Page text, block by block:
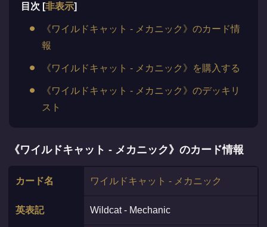
目次 [非表示]
《ワイルドキャット - メカニック》のカード情
報
《ワイルドキャット - メカニック》を購入する
《ワイルドキャット - メカニック》のデッキリ
スト
《ワイルドキャット - メカニック》のカード情報
カード名 ワイルドキャット - メカニック
英表記 Wildcat - Mechanic